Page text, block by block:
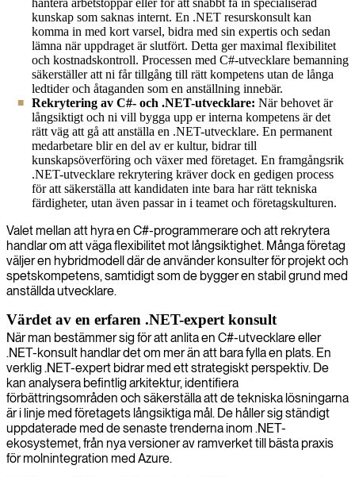
kunskap som saknas internt. En .NET resurskonsult kan
komma in med kort varsel, bidra med sin expertis och sedan
lämna när uppdraget är slutfört. Detta ger maximal flexibilitet
och kostnadskontroll. Processen med C#-utvecklare bemanning
säkerställer att ni får tillgång till rätt kompetens utan de långa
ledtider och åtaganden som en anställning innebär.
Rekrytering av C#- och .NET-utvecklare: När behovet är
långsiktigt och ni vill bygga upp er interna kompetens är det
rätt väg att gå att anställa en .NET-utvecklare. En permanent
medarbetare blir en del av er kultur, bidrar till
kunskapsöverföring och växer med företaget. En framgångsrik
.NET-utvecklare rekrytering kräver dock en gedigen process
för att säkerställa att kandidaten inte bara har rätt tekniska
färdigheter, utan även passar in i teamet och företagskulturen.
Valet mellan att hyra en C#-programmerare och att rekrytera
handlar om att väga flexibilitet mot långsiktighet. Många företag
väljer en hybridmodell där de använder konsulter för projekt och
spetskompetens, samtidigt som de bygger en stabil grund med
anställda utvecklare.
Värdet av en erfaren .NET-expert konsult
När man bestämmer sig för att anlita en C#-utvecklare eller
.NET-konsult handlar det om mer än att bara fylla en plats. En
verklig .NET-expert bidrar med ett strategiskt perspektiv. De
kan analysera befintlig arkitektur, identifiera
förbättringsområden och säkerställa att de tekniska lösningarna
är i linje med företagets långsiktiga mål. De håller sig ständigt
uppdaterade med de senaste trenderna inom .NET-
ekosystemet, från nya versioner av ramverket till bästa praxis
för molnintegration med Azure.